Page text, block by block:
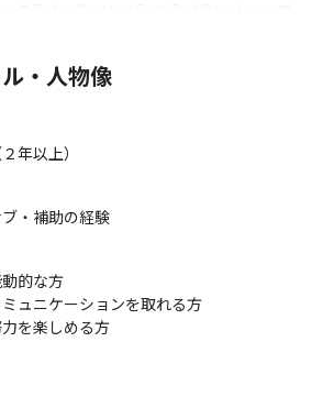
から、デジタル経営変革（DX）に最適な
本でのシェアを拡大し始めているZoho
スタマイズベンダーとして、導入企業の
を作り、業務やマネジメントの効率化
力
が可能
先に常駐しての業務ですが、将来的には自
やしていく予定です
がプライム案件のため、上流工程から携
・人物像
年以上）
・補助の経験
的な方
ュニケーションを取れる方
を楽しめる方